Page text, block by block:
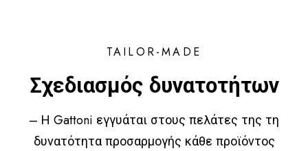
TAILOR-MADE
Σχεδιασμός δυνατοτήτων
– Η Gattoni εγγυάται στους πελάτες της τη
δυνατότητα προσαρμογής κάθε προϊόντος